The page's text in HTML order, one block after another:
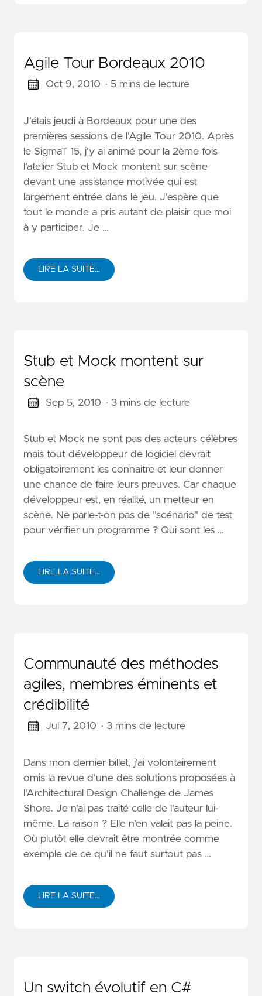
Agile Tour Bordeaux 2010
Oct 9, 2010 · 5 mins de lecture
J'étais jeudi à Bordeaux pour une des
premières sessions de l'Agile Tour 2010. Après
le SigmaT 15, j'y ai animé pour la 2ème fois
l'atelier Stub et Mock montent sur scène
devant une assistance motivée qui est
largement entrée dans le jeu. J'espère que
tout le monde a pris autant de plaisir que moi
à y participer. Je …
LIRE LA SUITE…
Stub et Mock montent sur
scène
Sep 5, 2010 · 3 mins de lecture
Stub et Mock ne sont pas des acteurs célèbres
mais tout développeur de logiciel devrait
obligatoirement les connaitre et leur donner
une chance de faire leurs preuves. Car chaque
développeur est, en réalité, un metteur en
scène. Ne parle-t-on pas de "scénario" de test
pour vérifier un programme ? Qui sont les …
LIRE LA SUITE…
Communauté des méthodes
agiles, membres éminents et
crédibilité
Jul 7, 2010 · 3 mins de lecture
Dans mon dernier billet, j'ai volontairement
omis la revue d'une des solutions proposées à
l'Architectural Design Challenge de James
Shore. Je n'ai pas traité celle de l'auteur lui-
même. La raison ? Elle n'en valait pas la peine.
Où plutôt elle devrait être montrée comme
exemple de ce qu'il ne faut surtout pas …
LIRE LA SUITE…
Un switch évolutif en C#